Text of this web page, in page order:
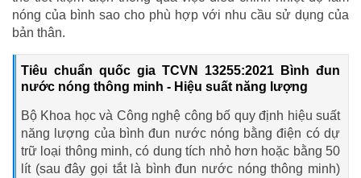
nóng của bình sao cho phù hợp với nhu cầu sử dụng của
bản thân.
Tiêu chuẩn quốc gia TCVN 13255:2021 Bình đun
nước nóng thông minh - Hiệu suất năng lượng
Bộ Khoa học và Công nghệ công bố quy định hiệu suất
năng lượng của bình đun nước nóng bằng điện có dự
trữ loại thông minh, có dung tích nhỏ hơn hoặc bằng 50
lít (sau đây gọi tắt là bình đun nước nóng thông minh)